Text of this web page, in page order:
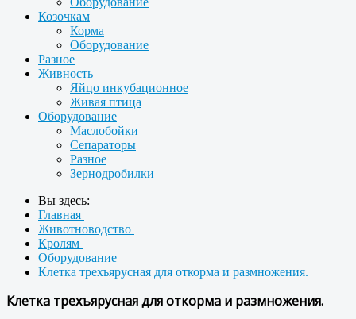
Козочкам
Корма
Оборудование
Разное
Живность
Яйцо инкубационное
Живая птица
Оборудование
Маслобойки
Сепараторы
Разное
Зернодробилки
Вы здесь:
Главная
Животноводство
Кролям
Оборудование
Клетка трехъярусная для откорма и размножения.
Клетка трехъярусная для откорма и размножения.